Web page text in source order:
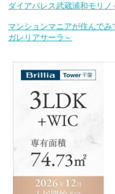
ダイアパレス武蔵浦和モリノ
マンションマニアが住んで
ガレリアサーラ～